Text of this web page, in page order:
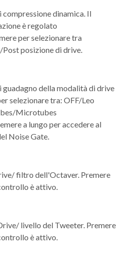
dinamica. Il
è regolato
per selezionare tra
posizione di drive.
della modalità di drive
selezionare tra: OFF/Leo
Microtubes
a lungo per accedere al
Noise Gate.
filtro dell'Octaver. Premere
è attivo.
livello del Tweeter. Premere
è attivo.